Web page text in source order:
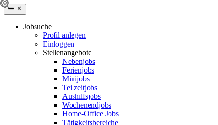
Jobsuche
Profil anlegen
Einloggen
Stellenangebote
Nebenjobs
Ferienjobs
Minijobs
Teilzeitjobs
Aushilfsjobs
Wochenendjobs
Home-Office Jobs
Tätigkeitsbereiche